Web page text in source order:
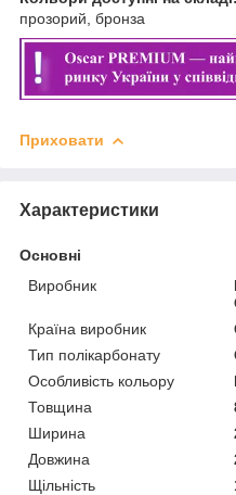
прозорий, бронза
Приховати
Характеристики
Основні
Виробник
Країна виробник
Тип полікарбонату
Особливість кольору
Товщина
Ширина
Довжина
Щільність